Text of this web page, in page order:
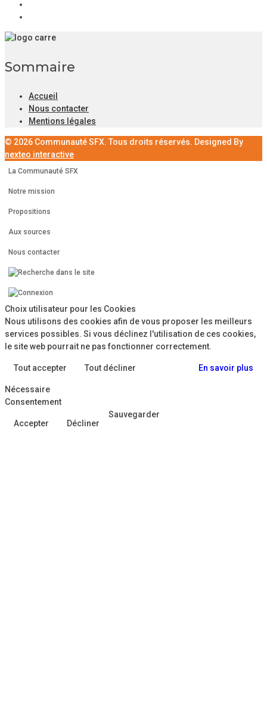
Sommaire
Accueil
Nous contacter
Mentions légales
© 2026 Communauté SFX. Tous droits réservés. Designed By
nexteo interactive
La Communauté SFX
Notre mission
Propositions
Aux sources
Nous contacter
Choix utilisateur pour les Cookies
Nous utilisons des cookies afin de vous proposer les meilleurs
services possibles. Si vous déclinez l'utilisation de ces cookies,
le site web pourrait ne pas fonctionner correctement.
Tout accepter Tout décliner En savoir plus
Nécessaire
Consentement
Accepter Décliner
Sauvegarder